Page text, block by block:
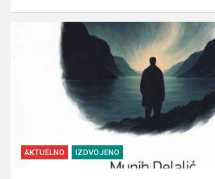
AKTUELNO IZDVOJENO